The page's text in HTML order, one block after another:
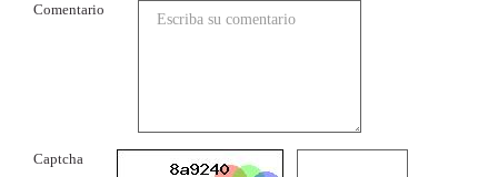
Comentario
Captcha